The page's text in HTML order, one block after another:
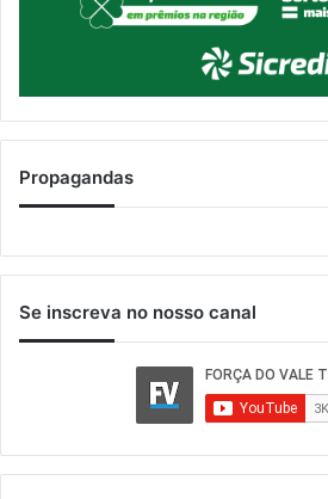
Propagandas
Se inscreva no nosso canal